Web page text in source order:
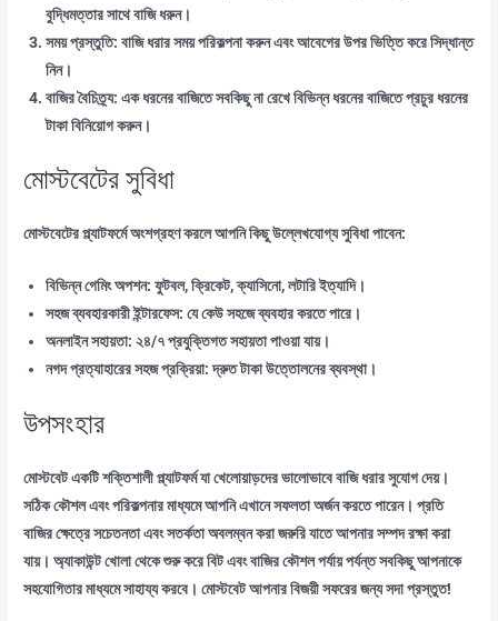
বুদ্ধিমত্তার সাথে বাজি ধরুন।
সময় প্রস্তুতি: বাজি ধরার সময় পরিকল্পনা করুন এবং আবেগের উপর ভিত্তি করে সিদ্ধান্ত
নিন।
বাজির বৈচিত্র্য: এক ধরনের বাজিতে সবকিছু না রেখে বিভিন্ন ধরনের বাজিতে প্রচুর ধরনের
টাকা বিনিয়োগ করুন।
মোস্টবেটের সুবিধা
মোস্টবেটের প্ল্যাটফর্মে অংশগ্রহণ করলে আপনি কিছু উল্লেখযোগ্য সুবিধা পাবেন:
বিভিন্ন গেমিং অপশন: ফুটবল, ক্রিকেট, ক্যাসিনো, লটারি ইত্যাদি।
সহজ ব্যবহারকারী ইন্টারফেস: যে কেউ সহজে ব্যবহার করতে পারে।
অনলাইন সহায়তা: ২৪/৭ প্রযুক্তিগত সহায়তা পাওয়া যায়।
নগদ প্রত্যাহারের সহজ প্রক্রিয়া: দ্রুত টাকা উত্তোলনের ব্যবস্থা।
উপসংহার
মোস্টবেট একটি শক্তিশালী প্ল্যাটফর্ম যা খেলোয়াড়দের ভালোভাবে বাজি ধরার সুযোগ দেয়।
সঠিক কৌশল এবং পরিকল্পনার মাধ্যমে আপনি এখানে সফলতা অর্জন করতে পারেন। প্রতি
বাজির ক্ষেত্রে সচেতনতা এবং সতর্কতা অবলম্বন করা জরুরি যাতে আপনার সম্পদ রক্ষা করা
যায়। অ্যাকাউন্ট খোলা থেকে শুরু করে বিট এবং বাজির কৌশল পর্যায় পর্যন্ত সবকিছু আপনাকে
সহযোগিতার মাধ্যমে সাহায্য করবে। মোস্টবেট আপনার বিজয়ী সফরের জন্য সদা প্রস্তুত!